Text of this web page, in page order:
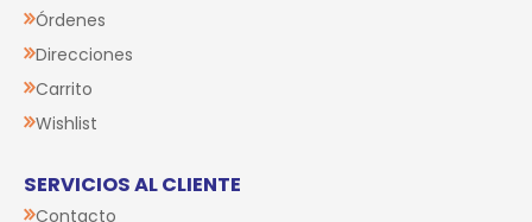
Órdenes
Direcciones
Carrito
Wishlist
SERVICIOS AL CLIENTE
Contacto